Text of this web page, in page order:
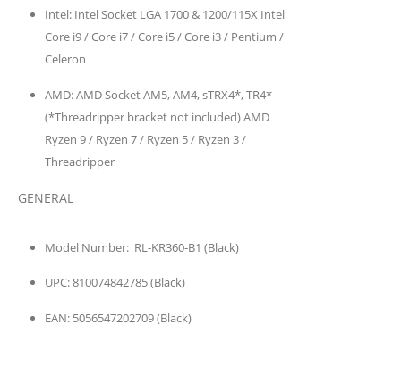
Intel: Intel Socket LGA 1700 & 1200/115X Intel
Core i9 / Core i7 / Core i5 / Core i3 / Pentium /
Celeron
AMD: AMD Socket AM5, AM4, sTRX4*, TR4*
(*Threadripper bracket not included) AMD
Ryzen 9 / Ryzen 7 / Ryzen 5 / Ryzen 3 /
Threadripper
GENERAL
Model Number: RL-KR360-B1 (Black)
UPC: 810074842785 (Black)
EAN: 5056547202709 (Black)